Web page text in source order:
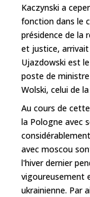
Kaczynski a
fonction dans le
présidence de la
et justice,
Ujazdowski est
poste de
Wolski, celui de
Au cours de
la Pologne avec
avec moscou
l'hiver dernier
vigoureusement
ukrainienne. Par